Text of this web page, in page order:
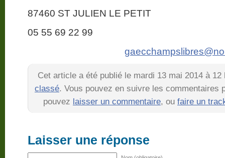
87460 ST JULIEN LE PETIT
05 55 69 22 99
Cet article a été publié le mardi 13 mai 2014 à
classé. Vous pouvez en suivre les commentaires
pouvez laisser un commentaire, ou faire un
Laisser une réponse